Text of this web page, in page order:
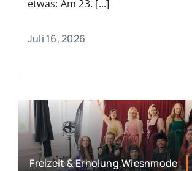
etwas: Am 23. [...]
Juli 16, 2026
Freizeit & Erholung,Wiesnmode